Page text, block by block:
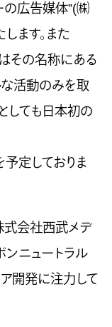
の広告媒体”(㈱
ます。また
その名称にある
な活動のみを取
しても日本初の
定しておりま
式会社西武メデ
ンニュートラル
開発に注力して